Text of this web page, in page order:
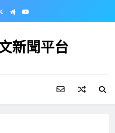
新聞平台